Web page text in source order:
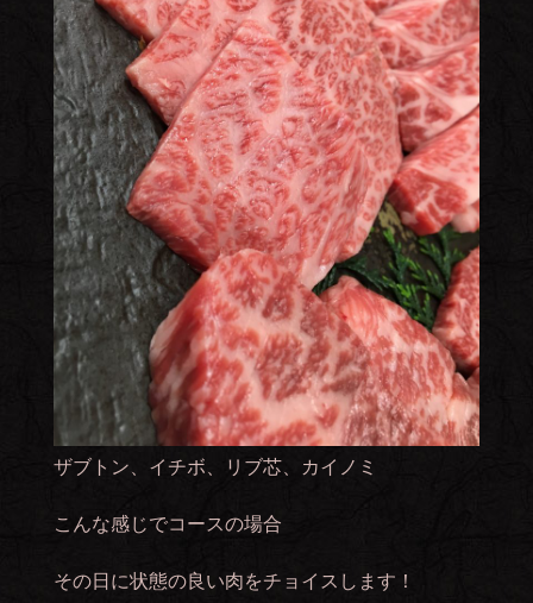
ザブトン、イチボ、リブ芯、カイノミ
こんな感じでコースの場合
その日に状態の良い肉をチョイスします！